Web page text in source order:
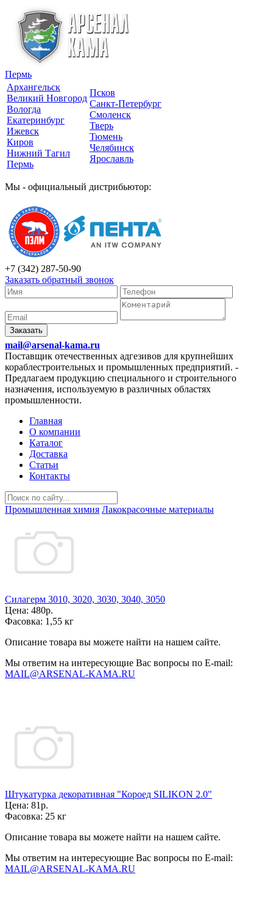
Пермь
Архангельск
Великий Новгород
Вологда
Екатеринбург
Ижевск
Киров
Нижний Тагил
Пермь
Псков
Санкт-Петербург
Смоленск
Тверь
Тюмень
Челябинск
Ярославль
Мы - официальный дистрибьютор:
+7 (342) 287-50-90
Заказать обратный звонок
Заказать
mail@arsenal-kama.ru
Поставщик отечественных адгезивов для крупнейших
кораблестроительных и промышленных предприятий. -
Предлагаем продукцию специального и строительного
назначения, используемую в различных областях
промышленности.
Главная
О компании
Каталог
Доставка
Статьи
Контакты
Промышленная химия Лакокрасочные материалы
Силагерм 3010, 3020, 3030, 3040, 3050
Цена: 480р.
Фасовка: 1,55 кг
Описание товара вы можете найти на нашем сайте.
Мы ответим на интересующие Вас вопросы по E-mail:
MAIL@ARSENAL-KAMA.RU
Штукатурка декоративная "Короед SILIKON 2.0"
Цена: 81р.
Фасовка: 25 кг
Описание товара вы можете найти на нашем сайте.
Мы ответим на интересующие Вас вопросы по E-mail:
MAIL@ARSENAL-KAMA.RU